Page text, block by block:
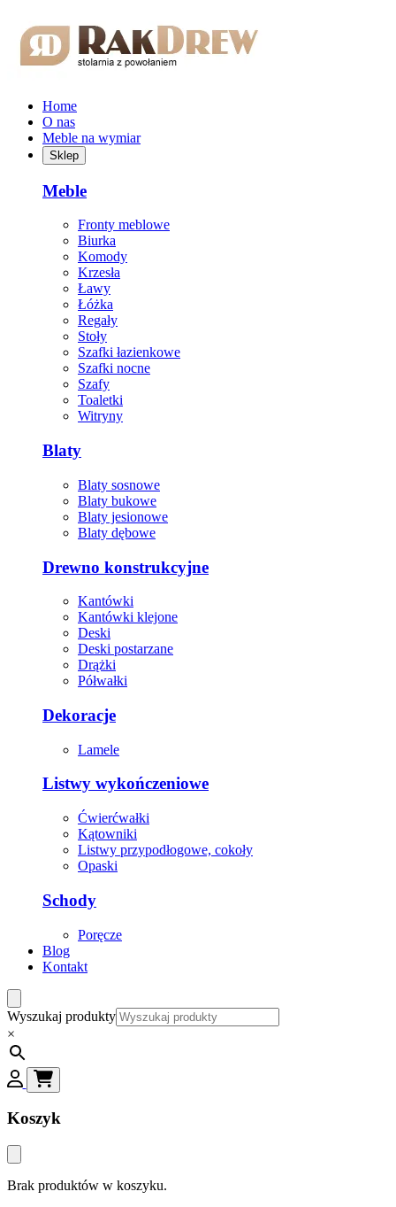
Home
O nas
Meble na wymiar
Sklep
Meble
Fronty meblowe
Biurka
Komody
Krzesła
Ławy
Łóżka
Regały
Stoły
Szafki łazienkowe
Szafki nocne
Szafy
Toaletki
Witryny
Blaty
Blaty sosnowe
Blaty bukowe
Blaty jesionowe
Blaty dębowe
Drewno konstrukcyjne
Kantówki
Kantówki klejone
Deski
Deski postarzane
Drążki
Półwałki
Dekoracje
Lamele
Listwy wykończeniowe
Ćwierćwałki
Kątowniki
Listwy przypodłogowe, cokoły
Opaski
Schody
Poręcze
Blog
Kontakt
Wyszukaj produkty
×
Koszyk
Brak produktów w koszyku.